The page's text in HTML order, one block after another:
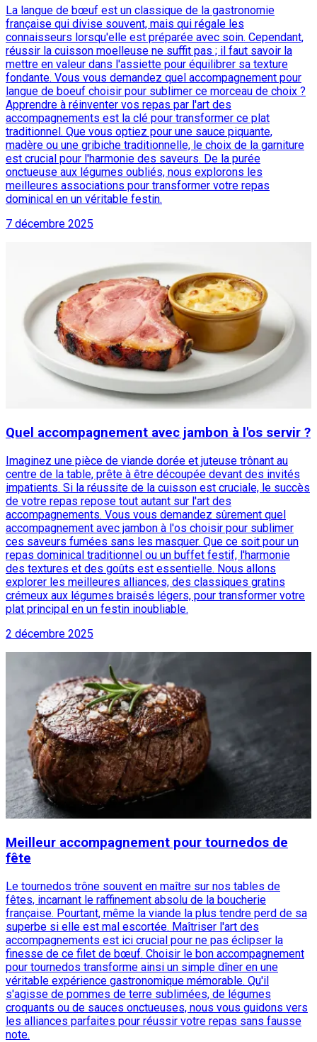
La langue de bœuf est un classique de la gastronomie
française qui divise souvent, mais qui régale les
connaisseurs lorsqu'elle est préparée avec soin. Cependant,
réussir la cuisson moelleuse ne suffit pas ; il faut savoir la
mettre en valeur dans l'assiette pour équilibrer sa texture
fondante. Vous vous demandez quel accompagnement pour
langue de boeuf choisir pour sublimer ce morceau de choix ?
Apprendre à réinventer vos repas par l'art des
accompagnements est la clé pour transformer ce plat
traditionnel. Que vous optiez pour une sauce piquante,
madère ou une gribiche traditionnelle, le choix de la garniture
est crucial pour l'harmonie des saveurs. De la purée
onctueuse aux légumes oubliés, nous explorons les
meilleures associations pour transformer votre repas
dominical en un véritable festin.
7 décembre 2025
Quel accompagnement avec jambon à l'os servir ?
Imaginez une pièce de viande dorée et juteuse trônant au
centre de la table, prête à être découpée devant des invités
impatients. Si la réussite de la cuisson est cruciale, le succès
de votre repas repose tout autant sur l'art des
accompagnements. Vous vous demandez sûrement quel
accompagnement avec jambon à l'os choisir pour sublimer
ces saveurs fumées sans les masquer. Que ce soit pour un
repas dominical traditionnel ou un buffet festif, l'harmonie
des textures et des goûts est essentielle. Nous allons
explorer les meilleures alliances, des classiques gratins
crémeux aux légumes braisés légers, pour transformer votre
plat principal en un festin inoubliable.
2 décembre 2025
Meilleur accompagnement pour tournedos de
fête
Le tournedos trône souvent en maître sur nos tables de
fêtes, incarnant le raffinement absolu de la boucherie
française. Pourtant, même la viande la plus tendre perd de sa
superbe si elle est mal escortée. Maîtriser l'art des
accompagnements est ici crucial pour ne pas éclipser la
finesse de ce filet de bœuf. Choisir le bon accompagnement
pour tournedos transforme ainsi un simple dîner en une
véritable expérience gastronomique mémorable. Qu'il
s'agisse de pommes de terre sublimées, de légumes
croquants ou de sauces onctueuses, nous vous guidons vers
les alliances parfaites pour réussir votre repas sans fausse
note.